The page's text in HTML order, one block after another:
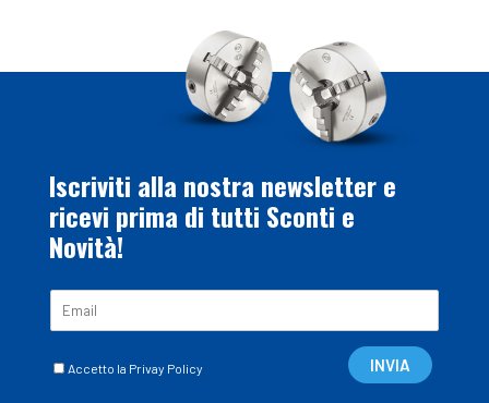
Iscriviti alla nostra newsletter e
ricevi prima di tutti Sconti e
Novità!
C Accetto la Privay Policy INVIA